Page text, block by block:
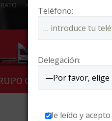
>
Teléfono:
Delegación:
He leído y acepto